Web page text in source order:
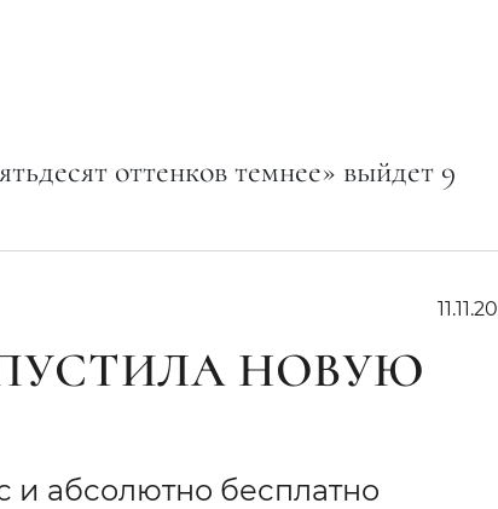
оттенков темнее» выйдет 9
НОВУЮ
абсолютно бесплатно